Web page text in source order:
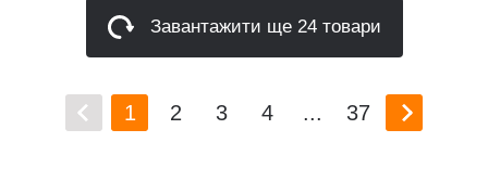
Завантажити ще 24 товари
1 2 3 4 ... 37